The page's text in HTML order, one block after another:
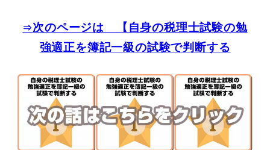
⇒次のページは 【自身の税理士試験の勉
強適正を簿記一級の試験で判断する